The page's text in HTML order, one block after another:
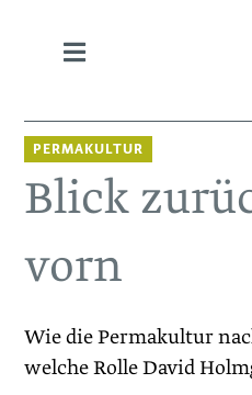
PERMAKULTUR
Blick
vorn
Wie die Permakultur
welche Rolle David